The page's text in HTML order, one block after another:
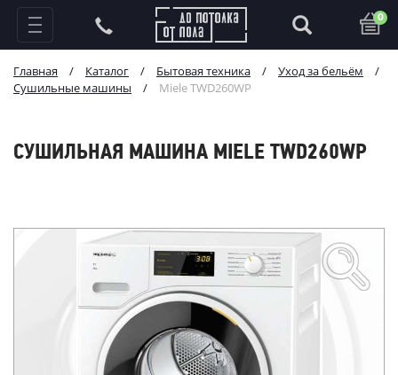
0
Главная / Каталог / Бытовая техника / Уход за бельём
/
Сушильные машины
/ Miele TWD260WP
СУШИЛЬНАЯ МАШИНА MIELE TWD260WP